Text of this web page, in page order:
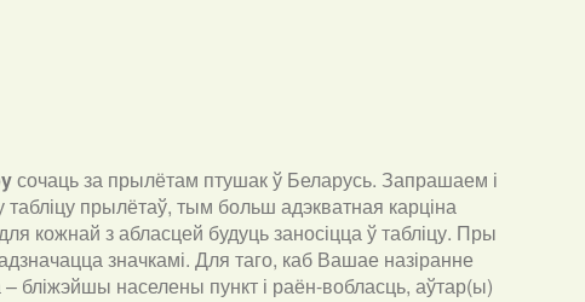
сочаць за прылётам птушак ў Беларусь. Запрашаем і
прылётаў, тым больш адэкватная карціна
кожнай з абласцей будуць заносіцца ў табліцу. Пры
значкамі. Для таго, каб Вашае назіранне
бліжэйшы населены пункт і раён-вобласць, аўтар(ы)